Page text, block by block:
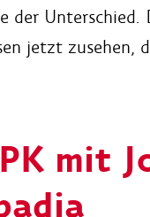
der
jetzt zusehen,
mit